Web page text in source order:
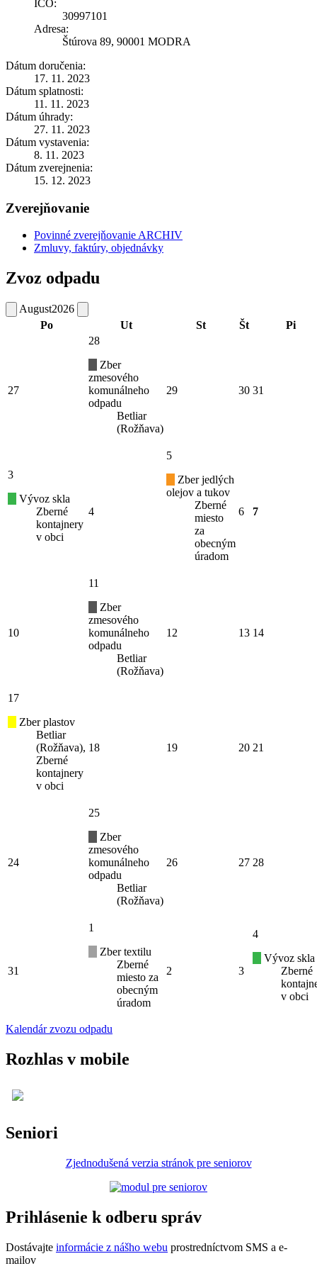
IČO:
30997101
Adresa:
Štúrova 89, 90001 MODRA
Dátum doručenia:
17. 11. 2023
Dátum splatnosti:
11. 11. 2023
Dátum úhrady:
27. 11. 2023
Dátum vystavenia:
8. 11. 2023
Dátum zverejnenia:
15. 12. 2023
Zverejňovanie
Povinné zverejňovanie ARCHIV
Zmluvy, faktúry, objednávky
Zvoz odpadu
August2026
Po
Ut St Št Pi
27
28
Zber
zmesového
komunálneho
odpadu
Betliar
(Rožňava)
29 30 31
3
Vývoz skla
Zberné
kontajnery
v obci
4
5
Zber jedlých
olejov a tukov
Zberné
miesto
za
obecným
úradom
6 7
10
11
Zber
zmesového
komunálneho
odpadu
Betliar
(Rožňava)
12 13 14
17
Zber plastov
Betliar
(Rožňava),
Zberné
kontajnery
v obci
18 19 20 21
24
25
Zber
zmesového
komunálneho
odpadu
Betliar
(Rožňava)
26 27 28
31
1
Zber textilu
Zberné
miesto za
obecným
úradom
2 3
4
Vývoz skla
Zberné
v obci
Kalendár zvozu odpadu
Rozhlas v mobile
Seniori
Zjednodušená verzia stránok pre seniorov
Prihlásenie k odberu správ
Dostávajte informácie z nášho webu prostredníctvom SMS a e-
mailov